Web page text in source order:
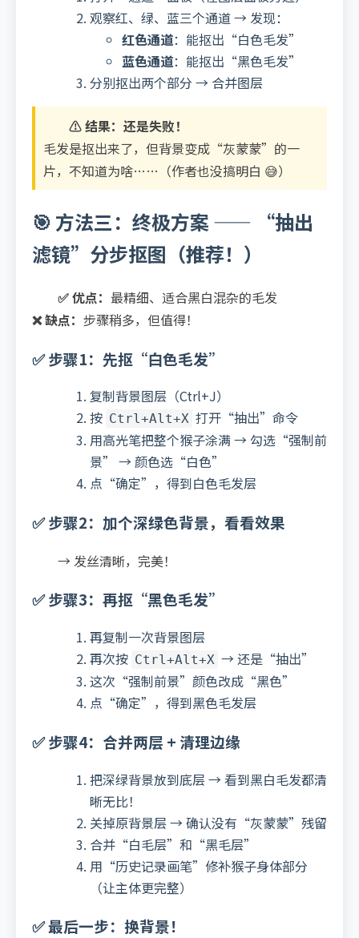
观察红、绿、蓝三个通道 → 发现：
红色通道：能抠出“白色毛发”
蓝色通道：能抠出“黑色毛发”
分别抠出两个部分 → 合并图层
⚠️ 结果：还是失败！
毛发是抠出来了，但背景变成“灰蒙蒙”的一
片，不知道为啥……（作者也没搞明白 😅）
🎯 方法三：终极方案 —— “抽出
滤镜”分步抠图（推荐！）
✅ 优点： 最精细、适合黑白混杂的毛发
❌ 缺点： 步骤稍多，但值得！
✅ 步骤1：先抠“白色毛发”
复制背景图层（Ctrl+J）
按 Ctrl+Alt+X 打开“抽出”命令
用高光笔把整个猴子涂满 → 勾选“强制前
景” → 颜色选“白色”
点“确定”，得到白色毛发层
✅ 步骤2：加个深绿色背景，看看效果
→ 发丝清晰，完美！
✅ 步骤3：再抠“黑色毛发”
再复制一次背景图层
再次按 Ctrl+Alt+X → 还是“抽出”
这次“强制前景”颜色改成“黑色”
点“确定”，得到黑色毛发层
✅ 步骤4：合并两层 + 清理边缘
把深绿背景放到底层 → 看到黑白毛发都清
晰无比！
关掉原背景层 → 确认没有“灰蒙蒙”残留
合并“白毛层”和“黑毛层”
用“历史记录画笔”修补猴子身体部分
（让主体更完整）
✅ 最后一步：换背景！